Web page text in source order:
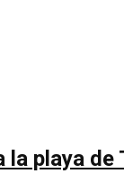
playa de